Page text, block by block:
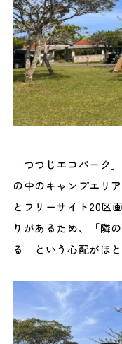
「つつじエコパーク
の中のキャンプエリ
とフリーサイト20区
りがあるため、「隣
る」という心配がほ